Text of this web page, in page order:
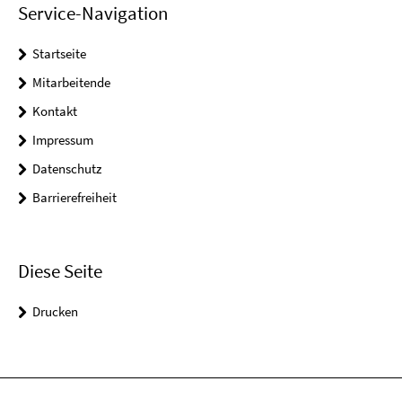
Service-Navigation
Startseite
Mitarbeitende
Kontakt
Impressum
Datenschutz
Barrierefreiheit
Diese Seite
Drucken